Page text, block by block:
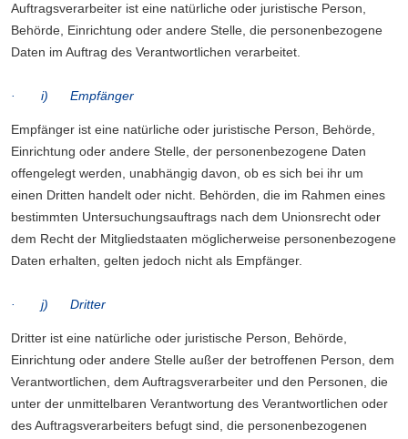
Auftragsverarbeiter ist eine natürliche oder juristische Person,
Behörde, Einrichtung oder andere Stelle, die personenbezogene
Daten im Auftrag des Verantwortlichen verarbeitet.
· i) Empfänger
Empfänger ist eine natürliche oder juristische Person, Behörde,
Einrichtung oder andere Stelle, der personenbezogene Daten
offengelegt werden, unabhängig davon, ob es sich bei ihr um
einen Dritten handelt oder nicht. Behörden, die im Rahmen eines
bestimmten Untersuchungsauftrags nach dem Unionsrecht oder
dem Recht der Mitgliedstaaten möglicherweise personenbezogene
Daten erhalten, gelten jedoch nicht als Empfänger.
· j) Dritter
Dritter ist eine natürliche oder juristische Person, Behörde,
Einrichtung oder andere Stelle außer der betroffenen Person, dem
Verantwortlichen, dem Auftragsverarbeiter und den Personen, die
unter der unmittelbaren Verantwortung des Verantwortlichen oder
des Auftragsverarbeiters befugt sind, die personenbezogenen